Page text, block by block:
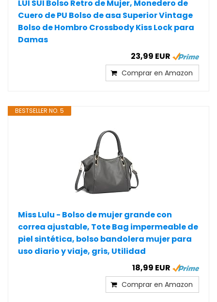
LUI SUI Bolso Retro de Mujer, Monedero de
Cuero de PU Bolso de asa Superior Vintage
Bolso de Hombro Crossbody Kiss Lock para
Damas
23,99 EUR
Comprar en Amazon
BESTSELLER NO. 5
Miss Lulu - Bolso de mujer grande con
correa ajustable, Tote Bag impermeable de
piel sintética, bolso bandolera mujer para
uso diario y viaje, gris, Utilidad
18,99 EUR
Comprar en Amazon